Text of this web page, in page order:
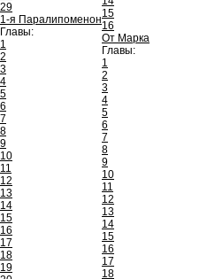
29
1-я Паралипоменон
Главы:
1
2
3
4
5
6
7
8
9
10
11
12
13
14
15
16
17
18
19
15
16
От Марка
Главы:
1
2
3
4
5
6
7
8
9
10
11
12
13
14
15
16
17
18